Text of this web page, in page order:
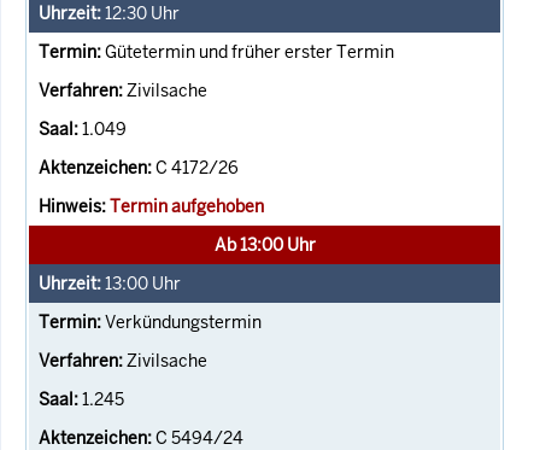
12:30 Uhr
Gütetermin und früher erster Termin
Zivilsache
1.049
C 4172/26
Termin aufgehoben
Ab 13:00 Uhr
13:00 Uhr
Verkündungstermin
Zivilsache
1.245
C 5494/24